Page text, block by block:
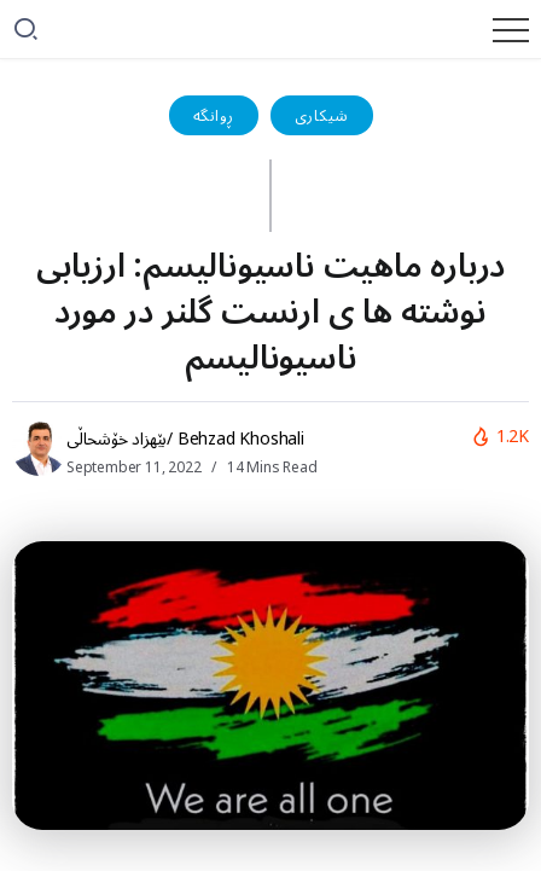
ڕوانگە شیکاری
درباره ماهیت ناسیونالیسم: ارزیابی
نوشته ها ی ارنست گلنر در مورد
ناسیونالیسم
بێهزاد خۆشحاڵی/ Behzad Khoshali
September 11, 2022 14 Mins Read
1.2K